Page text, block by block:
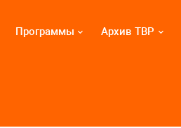
Программы Архив ТВР